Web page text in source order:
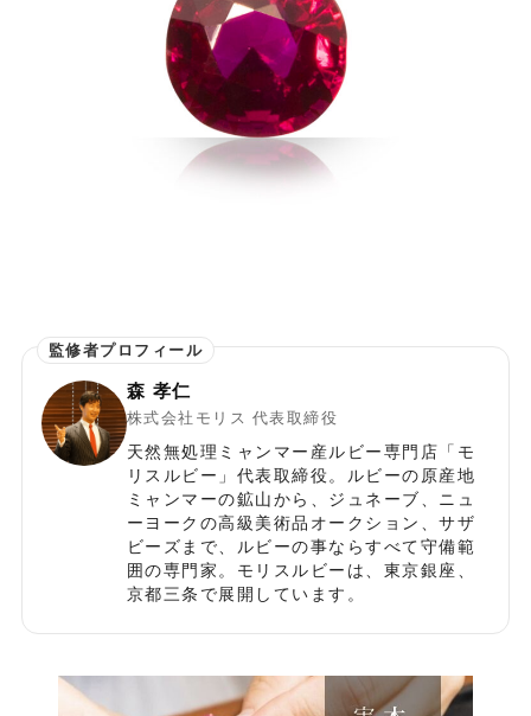
森 孝仁
株式会社モリス 代表取締役
天然無処理ミャンマー産ルビー専門店「モ
リスルビー」代表取締役。ルビーの原産地
ミャンマーの鉱山から、ジュネーブ、ニュ
ーヨークの高級美術品オークション、サザ
ビーズまで、ルビーの事ならすべて守備範
囲の専門家。モリスルビーは、東京銀座、
京都三条で展開しています。